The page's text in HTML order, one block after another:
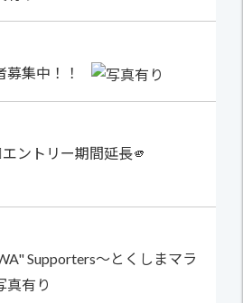
募集中！！
エントリー期間延長🫵
Supporters～とくしまマラ